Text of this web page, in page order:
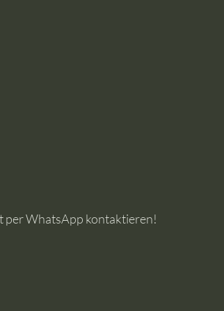
per WhatsApp kontaktieren!